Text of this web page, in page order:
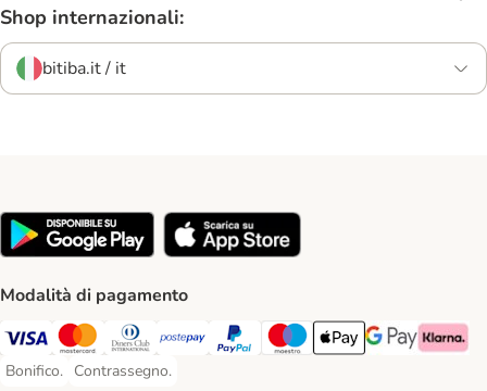
Shop internazionali:
bitiba.it / it
Modalità di pagamento
Visa. Payment Method
Mastercard. Payment Method
Diners Club. Payment Method
Postepay. Payment Method
PayPal. Payment Method
Maestro. Payment Method
Apple pay. Payment
Google Pay
Klarna
Bonifico.
Bonifico. Payment Method
Contrassegno.
Contrassegno. Payment Method